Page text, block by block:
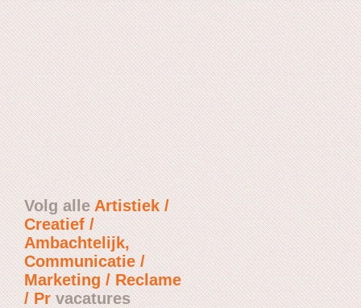
Volg alleArtistiek /
Creatief /
Ambachtelijk,
Communicatie /
Marketing / Reclame
/ Prvacatures